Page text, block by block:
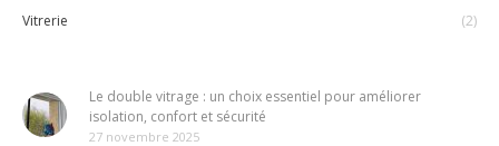
Vitrerie
(2)
Le double vitrage : un choix essentiel pour améliorer
isolation, confort et sécurité
27 novembre 2025